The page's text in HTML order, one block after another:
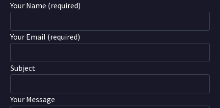
Your Name (required)
Your Email (required)
Subject
Your Message